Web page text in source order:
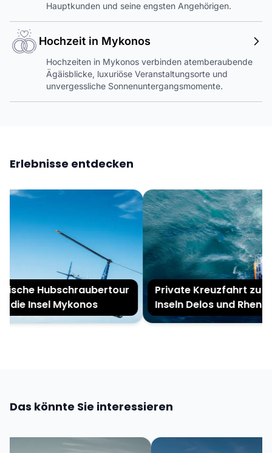
Hauptkunden und seine engsten Angehörigen.
Hochzeit in Mykonos
Hochzeiten in Mykonos verbinden atemberaubende
Ägäisblicke, luxuriöse Veranstaltungsorte und
unvergessliche Sonnenuntergangsmomente.
Erlebnisse entdecken
Hubschraubertour
Insel Mykonos
Private Kreuzfahrt zu
Inseln Delos und Rhenia
Das könnte Sie interessieren